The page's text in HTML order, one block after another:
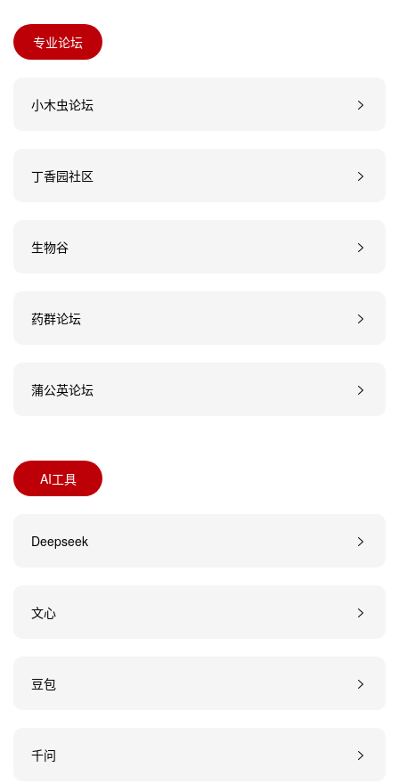
专业论坛
小木虫论坛
丁香园社区
生物谷
药群论坛
蒲公英论坛
AI工具
Deepseek
文心
豆包
千问